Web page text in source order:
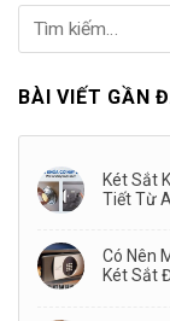
BÀI VIẾT GẦN
Két Sắt
Tiết Từ
Có Nên
Két Sắt